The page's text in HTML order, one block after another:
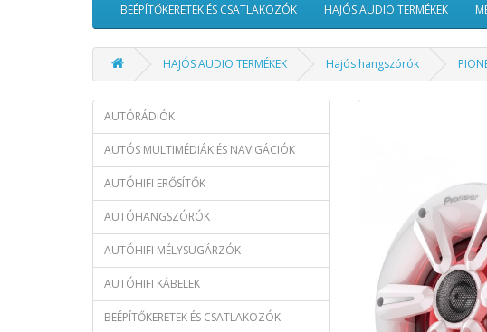
BEÉPÍTŐKERETEK ÉS CSATLAKOZÓK HAJÓS AUDIO TERMÉKEK
HAJÓS AUDIO TERMÉKEK Hajós hangszórók
AUTÓRÁDIÓK
AUTÓS MULTIMÉDIÁK ÉS NAVIGÁCIÓK
AUTÓHIFI ERŐSÍTŐK
AUTÓHANGSZÓRÓK
AUTÓHIFI MÉLYSUGÁRZÓK
AUTÓHIFI KÁBELEK
BEÉPÍTŐKERETEK ÉS CSATLAKOZÓK